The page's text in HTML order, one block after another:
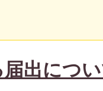
出につ